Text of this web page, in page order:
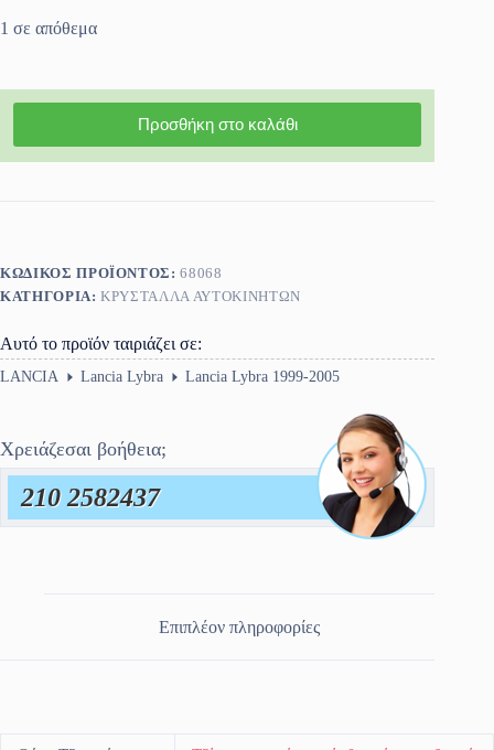
1 σε απόθεμα
Προσθήκη στο καλάθι
ΚΩΔΙΚΌΣ ΠΡΟΪΌΝΤΟΣ:68068
ΚΑΤΗΓΟΡΊΑ:ΚΡΎΣΤΑΛΛΑ ΑΥΤΟΚΙΝΉΤΩΝ
Αυτό το προϊόν ταιριάζει σε:
LANCIA Lancia Lybra Lancia Lybra 1999-2005
Χρειάζεσαι βοήθεια;
210 2582437
Επιπλέον πληροφορίες